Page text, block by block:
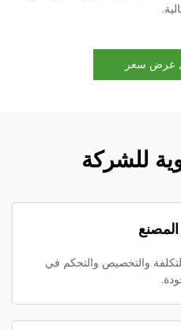
عرض سعر
للشركة
والتخصيص والتحكم في